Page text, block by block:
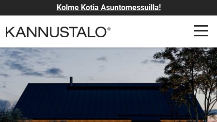
Kolme Kotia Asuntomessuilla!